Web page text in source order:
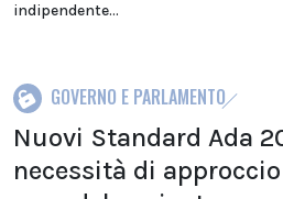
indipendente...
GOVERNO E PARLAMENTO
Nuovi Standard Ada
necessità di